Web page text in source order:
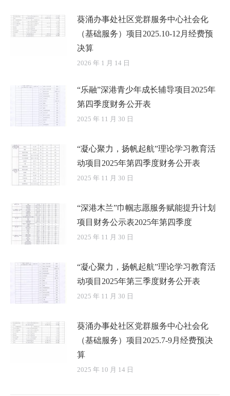
葵涌办事处社区党群服务中心社会化
（基础服务）项目2025.10-12月经费预
决算
2026 年 1 月 14 日
“乐融”深港青少年成长辅导项目2025年
第四季度财务公开表
2025 年 11 月 30 日
“凝心聚力，扬帆起航”理论学习教育活
动项目2025年第四季度财务公开表
2025 年 11 月 30 日
“深港木兰”巾帼志愿服务赋能提升计划
项目财务公示表2025年第四季度
2025 年 11 月 30 日
“凝心聚力，扬帆起航”理论学习教育活
动项目2025年第三季度财务公开表
2025 年 11 月 30 日
葵涌办事处社区党群服务中心社会化
（基础服务）项目2025.7-9月经费预决
算
2025 年 10 月 14 日